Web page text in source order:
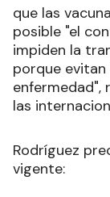
que las
posible "el
impiden la
porque
enfermedad",
las
Rodríguez
vigente: